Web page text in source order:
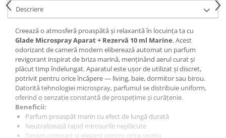
Hrana Pisici
Hrana Umeda
Hrana Uscata
Ingrijire Animale
Ingrijire Copii
Accesorii Ingrijire Copii
Dus si Baie
Accesorii Baie
Gel de Dus pentru Copii
Pudra de Talc
Descriere
Creează o atmosferă proaspătă și relaxantă în locuința ta cu
Glade Microspray Aparat + Rezervă 10 ml Marine. Acest
odorizant de cameră modern eliberează automat un parfum
revigorant inspirat de briza marină, menținând aerul curat și
plăcut timp îndelungat. Aparatul este ușor de utilizat și discret,
potrivit pentru orice încăpere — living, baie, dormitor sau birou.
Datorită tehnologiei microspray, parfumul se distribuie uniform,
oferind o senzație constantă de prospețime și curățenie.
Beneficii:
Parfum proaspăt marin cu efect de lungă durată
Neutralizează rapid mirosurile neplăcute
Design compact și elegant pentru orice spațiu